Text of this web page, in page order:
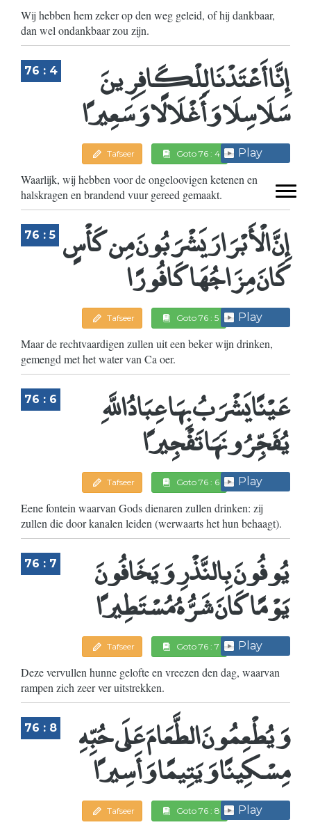
Wij hebben hem zeker op den weg geleid, of hij dankbaar,
dan wel ondankbaar zou zijn.
76 : 4 إِنَّا أَعْتَدْنَا لِلْكَافِرِينَ
سَلَاسِلَا وَأَغْلَالًا وَسَعِيرًا
Tafseer Goto 76 : 4 Play
Waarlijk, wij hebben voor de ongeloovigen ketenen en
halskragen en brandend vuur gereed gemaakt.
76 : 5 إِنَّ الْأَبْرَارَ يَشْرَبُونَ مِن كَأْسٍ
كَانَ مِزَاجُهَا كَافُورًا
Tafseer Goto 76 : 5 Play
Maar de rechtvaardigen zullen uit een beker wijn drinken,
gemengd met het water van Ca oer.
76 : 6 عَيْنًا يَشْرَبُ بِهَا عِبَادُ اللَّهِ
يُفَجِّرُونَهَا تَفْجِيرًا
Tafseer Goto 76 : 6 Play
Eene fontein waarvan Gods dienaren zullen drinken: zij
zullen die door kanalen leiden (werwaarts het hun behaagt).
76 : 7 يُوفُونَ بِالنَّذْرِ وَيَخَافُونَ
يَوْمًا كَانَ شَرُّهُ مُسْتَطِيرًا
Tafseer Goto 76 : 7 Play
Deze vervullen hunne gelofte en vreezen den dag, waarvan
rampen zich zeer ver uitstrekken.
76 : 8 وَيُطْعِمُونَ الطَّعَامَ عَلَى حُبِّهِ
مِسْكِينًا وَيَتِيمًا وَأَسِيرًا
Tafseer Goto 76 : 8 Play